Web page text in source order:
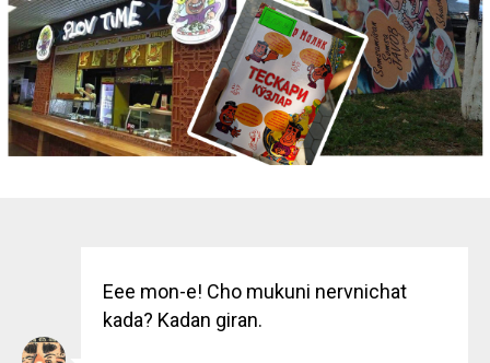
Eee mon-e! Cho mukuni nervnichat
kada? Kadan giran.